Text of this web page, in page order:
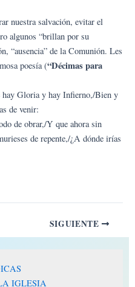
nuestra salvación, evitar el
algunos “brillan por su
“ausencia” de la Comunión. Les
poesía (“Décimas para
hay Gloria y hay Infierno,/Bien y
de venir:
de obrar,/Y que ahora sin
de repente,/¿A dónde irías
SIGUIENTE
IGLESIA